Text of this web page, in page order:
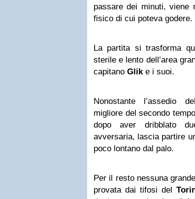
passare dei minuti, viene
fisico di cui poteva godere.
La partita si trasforma
sterile e lento dell’area
capitano Glike i suoi.
Nonostante l’assedio
migliore del secondo
dopo aver dribblato
avversaria, lascia partire
poco lontano dal palo.
Per il resto nessuna
provata dai tifosi del